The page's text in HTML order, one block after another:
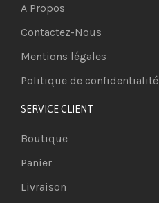
A Propos
Contactez-Nous
Mentions légales
Politique de confidentialité
SERVICE CLIENT
Boutique
Panier
Livraison